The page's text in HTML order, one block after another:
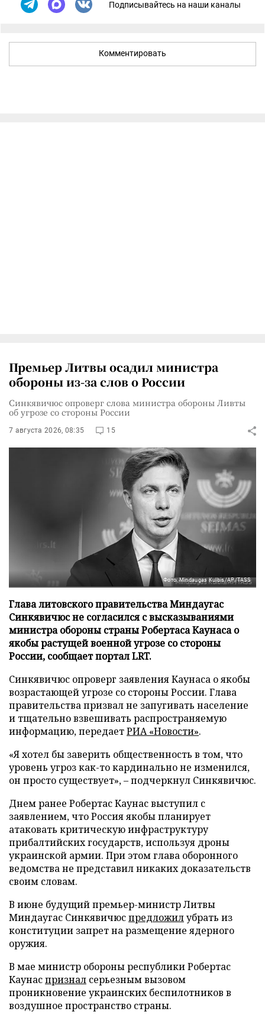
Подписывайтесь на наши каналы
Комментировать
Премьер Литвы осадил министра
обороны из-за слов о России
Синкявичюс опроверг слова министра обороны Ливты
об угрозе со стороны России
7 августа 2026, 08:35 15
Фото: Mindaugas Kulbis/AP/TASS
Глава литовского правительства Миндаугас
Синкявичюс не согласился с высказываниями
министра обороны страны Робертаса Каунаса о
якобы растущей военной угрозе со стороны
России, сообщает портал LRT.
Синкявичюс опроверг заявления Каунаса о якобы
возрастающей угрозе со стороны России. Глава
правительства призвал не запугивать население
и тщательно взвешивать распространяемую
информацию, передаетРИА «Новости».
«Я хотел бы заверить общественность в том, что
уровень угроз как-то кардинально не изменился,
он просто существует», – подчеркнул Синкявичюс.
Днем ранее Робертас Каунас выступил с
заявлением, что Россия якобы планирует
атаковать критическую инфраструктуру
прибалтийских государств, используя дроны
украинской армии. При этом глава оборонного
ведомства не представил никаких доказательств
своим словам.
В июне будущий премьер-министр Литвы
Миндаугас Синкявичюспредложилубрать из
конституции запрет на размещение ядерного
оружия.
В мае министр обороны республики Робертас
Каунаспризнал серьезным вызовом
проникновение украинских беспилотников в
воздушное пространство страны.